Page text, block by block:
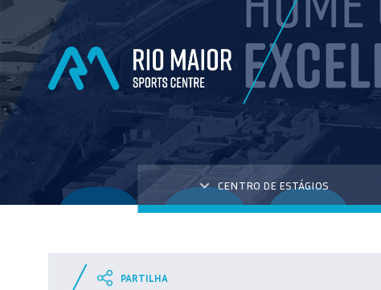
CENTRO DE ESTÁGIOS